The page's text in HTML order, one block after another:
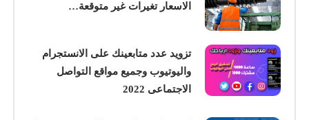
الاسعار تغيرات غير متوقعة…
تزويد عدد متابعينك على الانستجرام
واليوتيوب وجميع مواقع التواصل
الاجتماعى 2022